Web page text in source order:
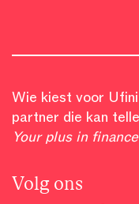
Wie kiest voor
partner die kan
Your plus in
Volg ons